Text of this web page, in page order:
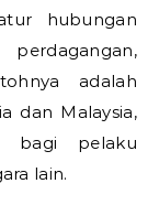
hubungan
adalah
dan Malaysia,
bagi pelaku
lain.